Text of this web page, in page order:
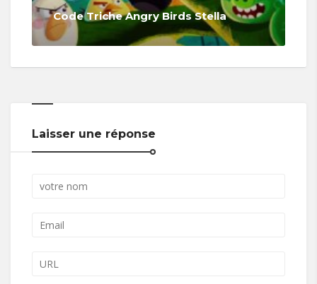
Code Triche Angry Birds Stella
Laisser une réponse